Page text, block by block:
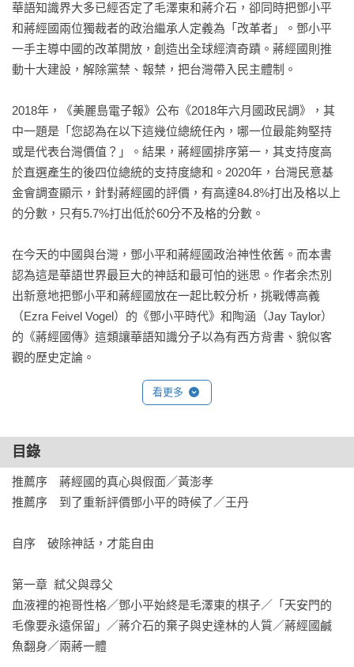
華語知識界大多已經否定了毛澤東和蔣介石，卻同時把鄧小平
和蔣經國兩位獨裁者的政治繼承人定義為「改革者」。鄧小平
一手主導中國的改革開放，創造出全球經濟奇蹟。蔣經國則推
動十大建設，解除黨禁、報禁，把台灣帶入民主體制。
2018年，《美麗島電子報》公布《2018年六月國政民調》，其
中一題是「您認為在以下這幾位總統任內，哪一位最能夠堅持
或是代表台灣價值？」。結果，蔣經國排序第一，其支持度高
於直選產生的後四位總統的支持度總和。2020年，台灣民意基
金會調查顯示，針對蔣經國的評價，有高達84.8%打出及格以上
的分數，只有5.7%打出低於60分不及格的分數。
在今天的中國與台灣，鄧小平和蔣經國政治神性依舊。而本書
認為這是華語世界最巨大的神話和最可怕的迷思。作者余杰別
出新意地把鄧小平和蔣經國放在一起比較分析，挑戰傅高義
（Ezra Feivel Vogel）的《鄧小平時代》和陶涵（Jay Taylor）
的《蔣經國傳》這類讓華語知識分子以為有西方背書、貌似客
觀的歷史定論。
余杰指出，鄧小平和蔣經國共同的政治本質是：
●都留學蘇聯，都是不同程度的史達林主義者和平庸的黨棍。
●都是不穿軍裝的軍人，都沿用蘇聯的政工和政戰制度，將軍隊
打造成黨軍。
●都是手上沾滿鮮血的獨裁者，一個搞紅色恐怖，一個搞白色恐
●都是表面上假裝親美，但骨子裡反美式民主和自由市場制度。
便車的結果。
●兩人所謂的改革或推動民主化，都是在美國壓力下為拯救黨國
的無奈選擇，而不是出自內心的價值和信念。
看更多
目錄
推薦序　蔣經國的真心與假面／黃澎孝
推薦序　到了重新評價鄧小平的時候了／王丹
自序　破除神話，才能自由
第一章  弒父與尋父
血液裡的袍哥性格／鄧小平始終是毛澤東的棋子／「天安門的
毛像要永遠保留」／蔣介石的棄子與史達林的人質／蔣經國鹹
魚翻身／兩蔣一體